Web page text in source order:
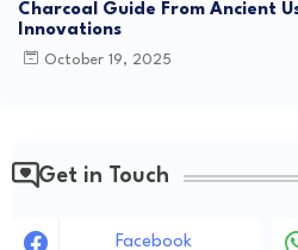
Charcoal Guide From Ancient
Innovations
October 19, 2025
Get in Touch
Facebook